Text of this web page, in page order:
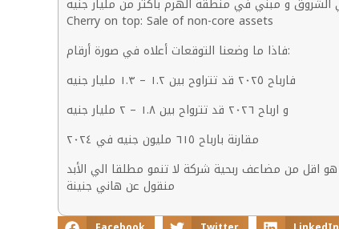
Cherry on top: Sale of non-core assets
فاذا ما وضعنا التوقعات أعلاه في صورة أرقام:
فارباح ٢٠٢٥ قد تتراوح بين ١.٢ – ١.٣ مليار جنيه
و ارباح ٢٠٢٦ قد تترواح بين ١.٨ – ٢ مليار جنيه
مقارنة بارباح ٦١٥ مليون جنيه في ٢٠٢٤
منقول عن هاني جنينة